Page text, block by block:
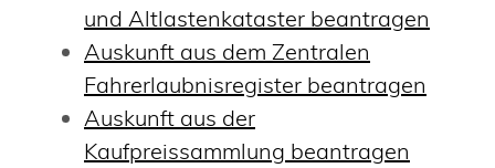
und Altlastenkataster beantragen
Auskunft aus dem Zentralen
Fahrerlaubnisregister beantragen
Auskunft aus der
Kaufpreissammlung beantragen